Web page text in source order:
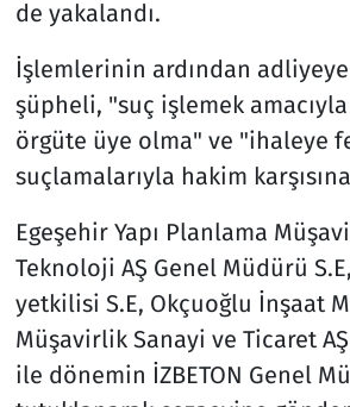
de yakalandı.
İşlemlerinin ardından
şüpheli, "suç işlemek
örgüte üye olma" ve "ihaleye
suçlamalarıyla hakim karşısına
Egeşehir Yapı Planlama
Teknoloji AŞ Genel Müdürü
yetkilisi S.E, Okçuoğlu İnşaat
Müşavirlik Sanayi ve Ticaret
ile dönemin İZBETON Genel